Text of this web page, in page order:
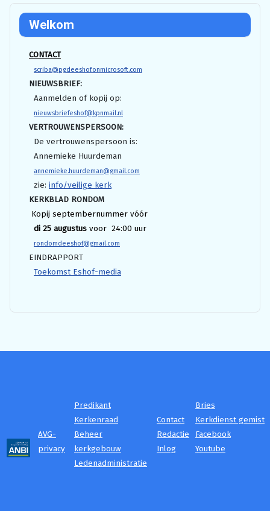
Welkom
CONTACT
scriba@pgdeeshof.onmicrosoft.com
NIEUWSBRIEF:
Aanmelden of kopij op:
nieuwsbriefeshof@kpnmail.nl
VERTROUWENSPERSOON:
De vertrouwenspersoon is:
Annemieke Huurdeman
annemieke.huurdeman@gmail.com
zie: info/veilige kerk
KERKBLAD RONDOM
Kopij septembernummer vóór
di 25 augustus voor 24:00 uur
rondomdeeshof@gmail.com
EINDRAPPORT
Toekomst Eshof-media
AVG-
privacy
Predikant
Kerkenraad
Beheer
kerkgebouw
Ledenadministratie
Contact
Redactie
Inlog
Bries
Kerkdienst gemist
Facebook
Youtube